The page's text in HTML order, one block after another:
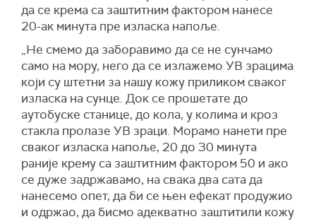
да се крема са заштитним фактором нанесе
20-ак минута пре изласка напоље.
„Не смемо да заборавимо да се не сунчамо
само на мору, него да се излажемо УВ зрацима
који су штетни за нашу кожу приликом сваког
изласка на сунце. Док се прошетате до
аутобуске станице, до кола, у колима и кроз
стакла пролазе УВ зраци. Морамо нанети пре
сваког изласка напоље, 20 до 30 минута
раније крему са заштитним фактором 50 и ако
се дуже задржавамо, на свака два сата да
нанесемо опет, да би се њен ефекат продужио
и одржао, да бисмо адекватно заштитили кожу